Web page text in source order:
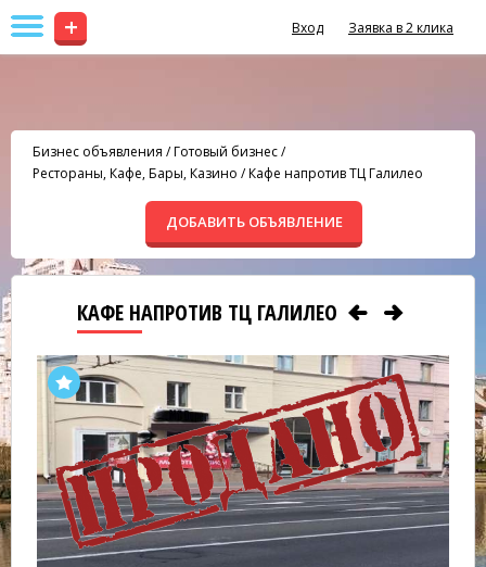
+ Вход Заявка в 2 клика
Бизнес объявления /Готовый бизнес/
Рестораны, Кафе, Бары, Казино /Кафе напротив ТЦ Галилео
ДОБАВИТЬ ОБЪЯВЛЕНИЕ
КАФЕ НАПРОТИВ ТЦ ГАЛИЛЕО